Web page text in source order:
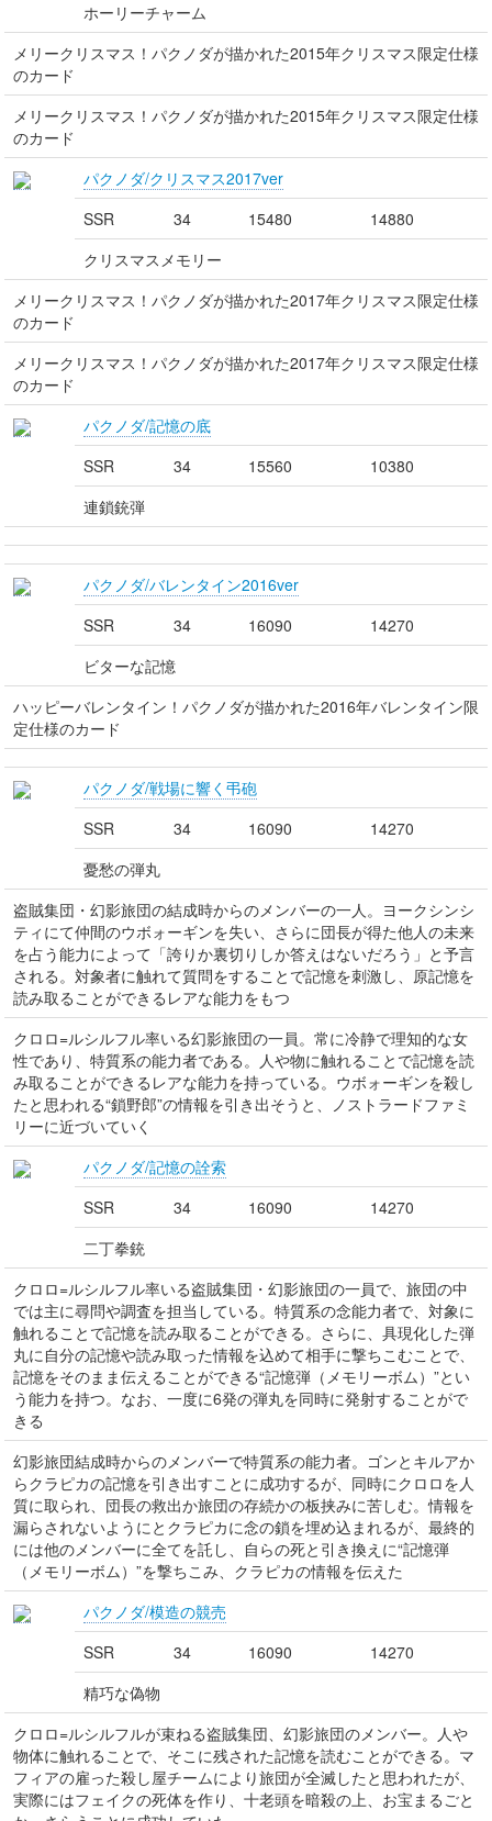
ホーリーチャーム
メリークリスマス！パクノダが描かれた2015年クリスマス限定仕様
のカード
メリークリスマス！パクノダが描かれた2015年クリスマス限定仕様
のカード
パクノダ/クリスマス2017ver
SSR
34 15480
14880
クリスマスメモリー
メリークリスマス！パクノダが描かれた2017年クリスマス限定仕様
のカード
メリークリスマス！パクノダが描かれた2017年クリスマス限定仕様
のカード
パクノダ/記憶の底
SSR
34 15560
10380
連鎖銃弾
パクノダ/バレンタイン2016ver
SSR
34 16090
14270
ビターな記憶
ハッピーバレンタイン！パクノダが描かれた2016年バレンタイン限
定仕様のカード
パクノダ/戦場に響く弔砲
SSR
34 16090
14270
憂愁の弾丸
盗賊集団・幻影旅団の結成時からのメンバーの一人。ヨークシンシ
ティにて仲間のウボォーギンを失い、さらに団長が得た他人の未来
を占う能力によって「誇りか裏切りしか答えはないだろう」と予言
される。対象者に触れて質問をすることで記憶を刺激し、原記憶を
読み取ることができるレアな能力をもつ
クロロ=ルシルフル率いる幻影旅団の一員。常に冷静で理知的な女
性であり、特質系の能力者である。人や物に触れることで記憶を読
み取ることができるレアな能力を持っている。ウボォーギンを殺し
たと思われる“鎖野郎”の情報を引き出そうと、ノストラードファミ
リーに近づいていく
パクノダ/記憶の詮索
SSR
34 16090
14270
二丁拳銃
クロロ=ルシルフル率いる盗賊集団・幻影旅団の一員で、旅団の中
では主に尋問や調査を担当している。特質系の念能力者で、対象に
触れることで記憶を読み取ることができる。さらに、具現化した弾
丸に自分の記憶や読み取った情報を込めて相手に撃ちこむことで、
記憶をそのまま伝えることができる“記憶弾（メモリーボム）”とい
う能力を持つ。なお、一度に6発の弾丸を同時に発射することがで
きる
幻影旅団結成時からのメンバーで特質系の能力者。ゴンとキルアか
らクラピカの記憶を引き出すことに成功するが、同時にクロロを人
質に取られ、団長の救出か旅団の存続かの板挟みに苦しむ。情報を
漏らされないようにとクラピカに念の鎖を埋め込まれるが、最終的
には他のメンバーに全てを託し、自らの死と引き換えに“記憶弾
（メモリーボム）”を撃ちこみ、クラピカの情報を伝えた
パクノダ/模造の競売
SSR
34 16090
14270
精巧な偽物
クロロ=ルシルフルが束ねる盗賊集団、幻影旅団のメンバー。人や
物体に触れることで、そこに残された記憶を読むことができる。マ
フィアの雇った殺し屋チームにより旅団が全滅したと思われたが、
実際にはフェイクの死体を作り、十老頭を暗殺の上、お宝まるごと